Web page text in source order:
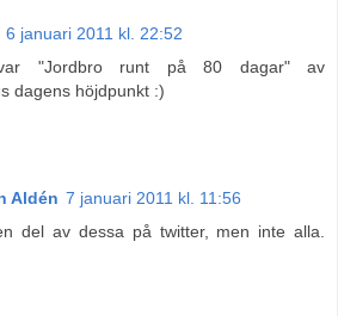
6 januari 2011 kl. 22:52
"Jordbro runt på 80 dagar" av
dagens höjdpunkt :)
Aldén 7 januari 2011 kl. 11:56
del av dessa på twitter, men inte alla.